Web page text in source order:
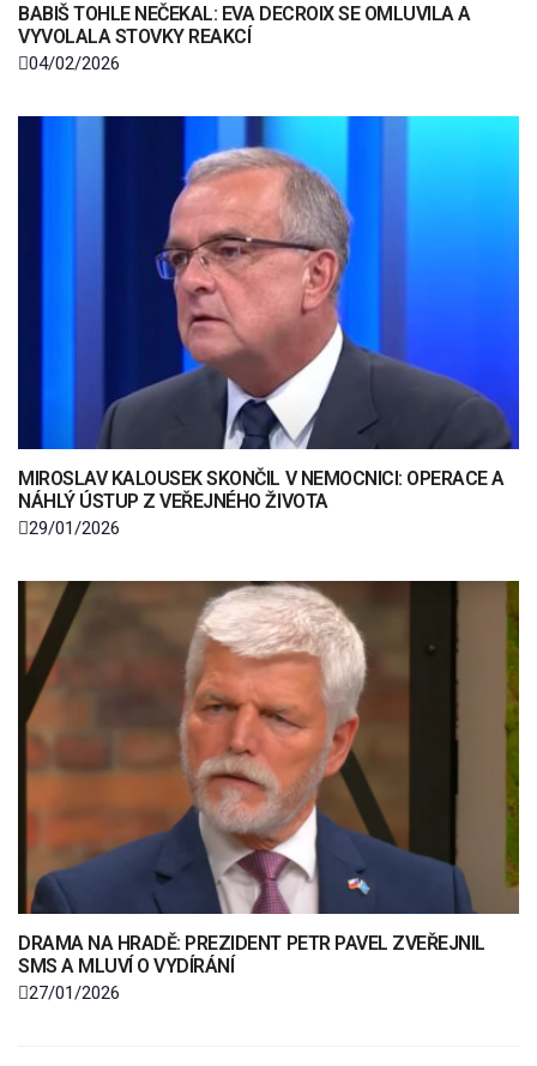
BABIŠ TOHLE NEČEKAL: EVA DECROIX SE OMLUVILA A
VYVOLALA STOVKY REAKCÍ
04/02/2026
MIROSLAV KALOUSEK SKONČIL V NEMOCNICI: OPERACE A
NÁHLÝ ÚSTUP Z VEŘEJNÉHO ŽIVOTA
29/01/2026
DRAMA NA HRADĚ: PREZIDENT PETR PAVEL ZVEŘEJNIL
SMS A MLUVÍ O VYDÍRÁNÍ
27/01/2026